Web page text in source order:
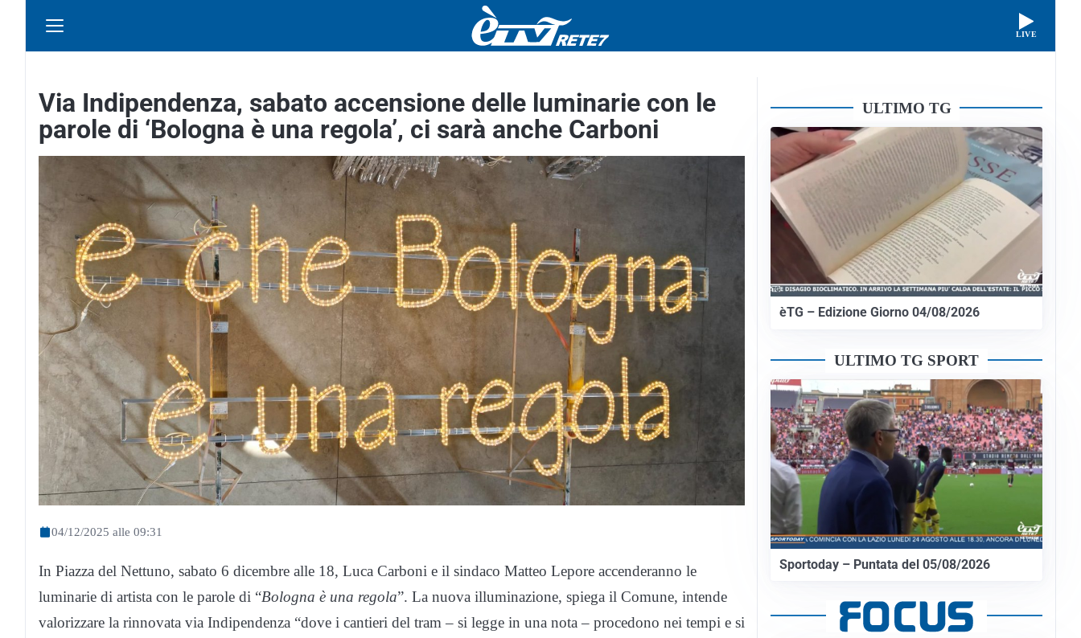
LIVE
Via Indipendenza, sabato accensione delle luminarie con le
parole di ‘Bologna è una regola’, ci sarà anche Carboni
04/12/2025 alle 09:31
In Piazza del Nettuno, sabato 6 dicembre alle 18, Luca Carboni e il sindaco Matteo Lepore accenderanno le
luminarie di artista con le parole di “Bologna è una regola”. La nuova illuminazione, spiega il Comune, intende
valorizzare la rinnovata via Indipendenza “dove i cantieri del tram – si legge in una nota – procedono nei tempi e si
ULTIMO TG
èTG – Edizione Giorno 04/08/2026
ULTIMO TG SPORT
Sportoday – Puntata del 05/08/2026